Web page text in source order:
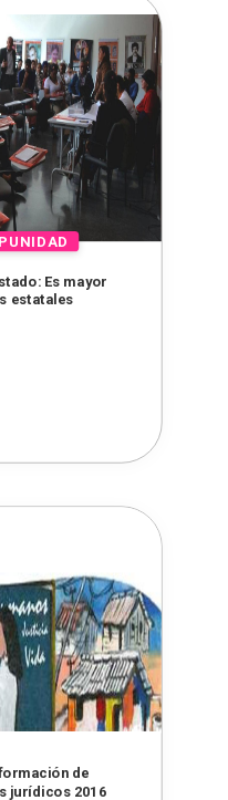
Es mayor
estatales
de
jurídicos 2016